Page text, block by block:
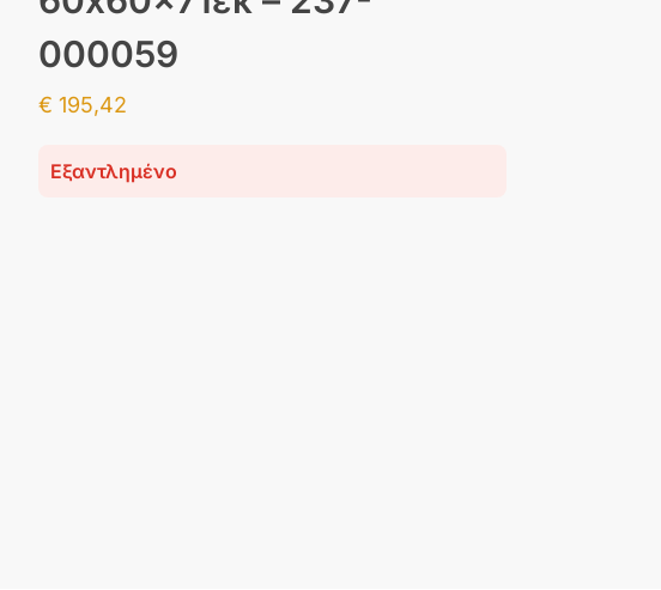
000059
€ 195,42
Εξαντλημένο